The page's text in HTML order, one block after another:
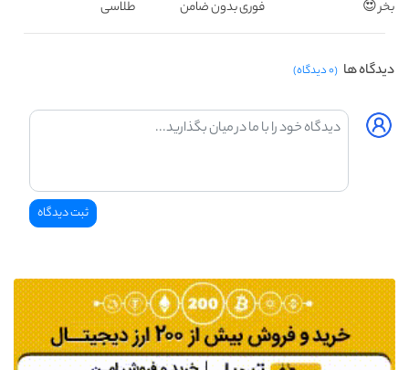
بخر 😍
فوری بدون ضامن
طلاسی
دیدگاه ها (۰ دیدگاه)